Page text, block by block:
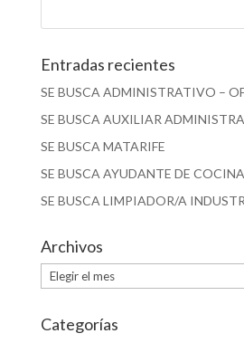
Entradas recientes
SE BUSCA ADMINISTRATIVO –
SE BUSCA AUXILIAR
SE BUSCA MATARIFE
SE BUSCA AYUDANTE DE COCINA
SE BUSCA LIMPIADOR/A
Archivos
Archivos
Categorías